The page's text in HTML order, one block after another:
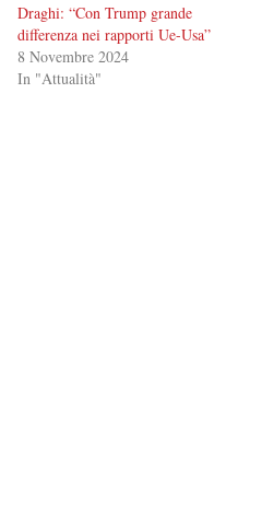
Draghi: “Con Trump grande
differenza nei rapporti Ue-Usa”
8 Novembre 2024
In "Attualità"